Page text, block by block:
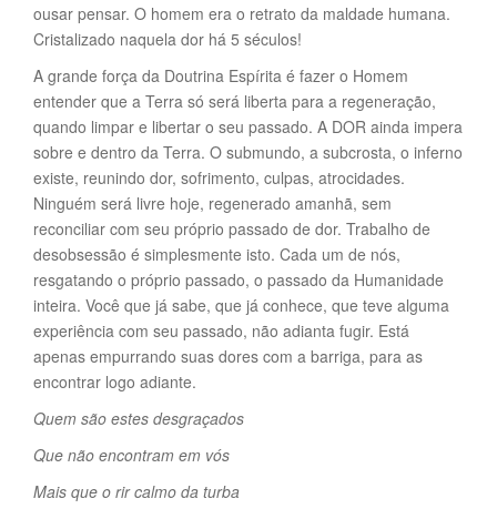
ousar pensar. O homem era o retrato da maldade humana.
Cristalizado naquela dor há 5 séculos!
A grande força da Doutrina Espírita é fazer o Homem
entender que a Terra só será liberta para a regeneração,
quando limpar e libertar o seu passado. A DOR ainda impera
sobre e dentro da Terra. O submundo, a subcrosta, o inferno
existe, reunindo dor, sofrimento, culpas, atrocidades.
Ninguém será livre hoje, regenerado amanhã, sem
reconciliar com seu próprio passado de dor. Trabalho de
desobsessão é simplesmente isto. Cada um de nós,
resgatando o próprio passado, o passado da Humanidade
inteira. Você que já sabe, que já conhece, que teve alguma
experiência com seu passado, não adianta fugir. Está
apenas empurrando suas dores com a barriga, para as
encontrar logo adiante.
Quem são estes desgraçados
Que não encontram em vós
Mais que o rir calmo da turba